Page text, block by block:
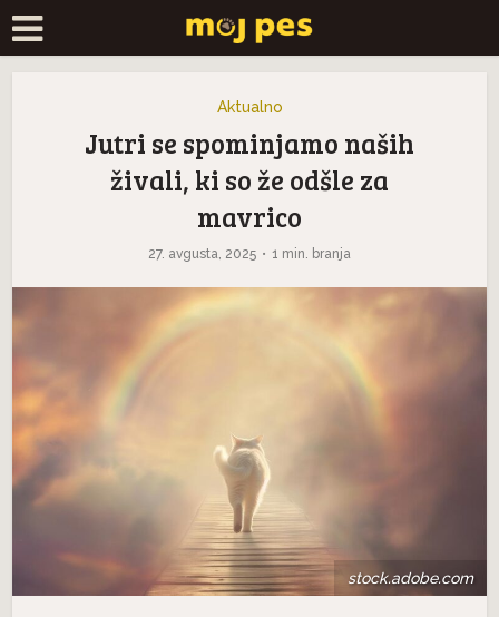
Aktualno
Jutri se spominjamo naših
živali, ki so že odšle za
mavrico
27. avgusta, 2025 1 min. branja
stock.adobe.com